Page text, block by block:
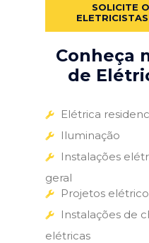
SOLICITE
Conheça
de
Elétrica
Iluminação
Instalações
geral
Projetos
Instalações de
elétricas